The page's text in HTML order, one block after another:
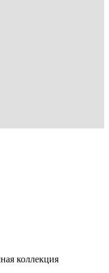
коллекция